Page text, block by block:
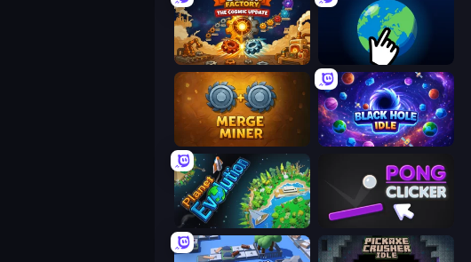
Gear Factory Planet Clicker 2
Merge Miner Black Hole Idle
Planet Evolution: Idle Clicker Pong Clicker